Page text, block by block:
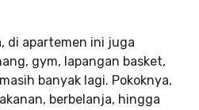
di apartemen ini juga
gym, lapangan basket,
banyak lagi. Pokoknya,
berbelanja, hingga